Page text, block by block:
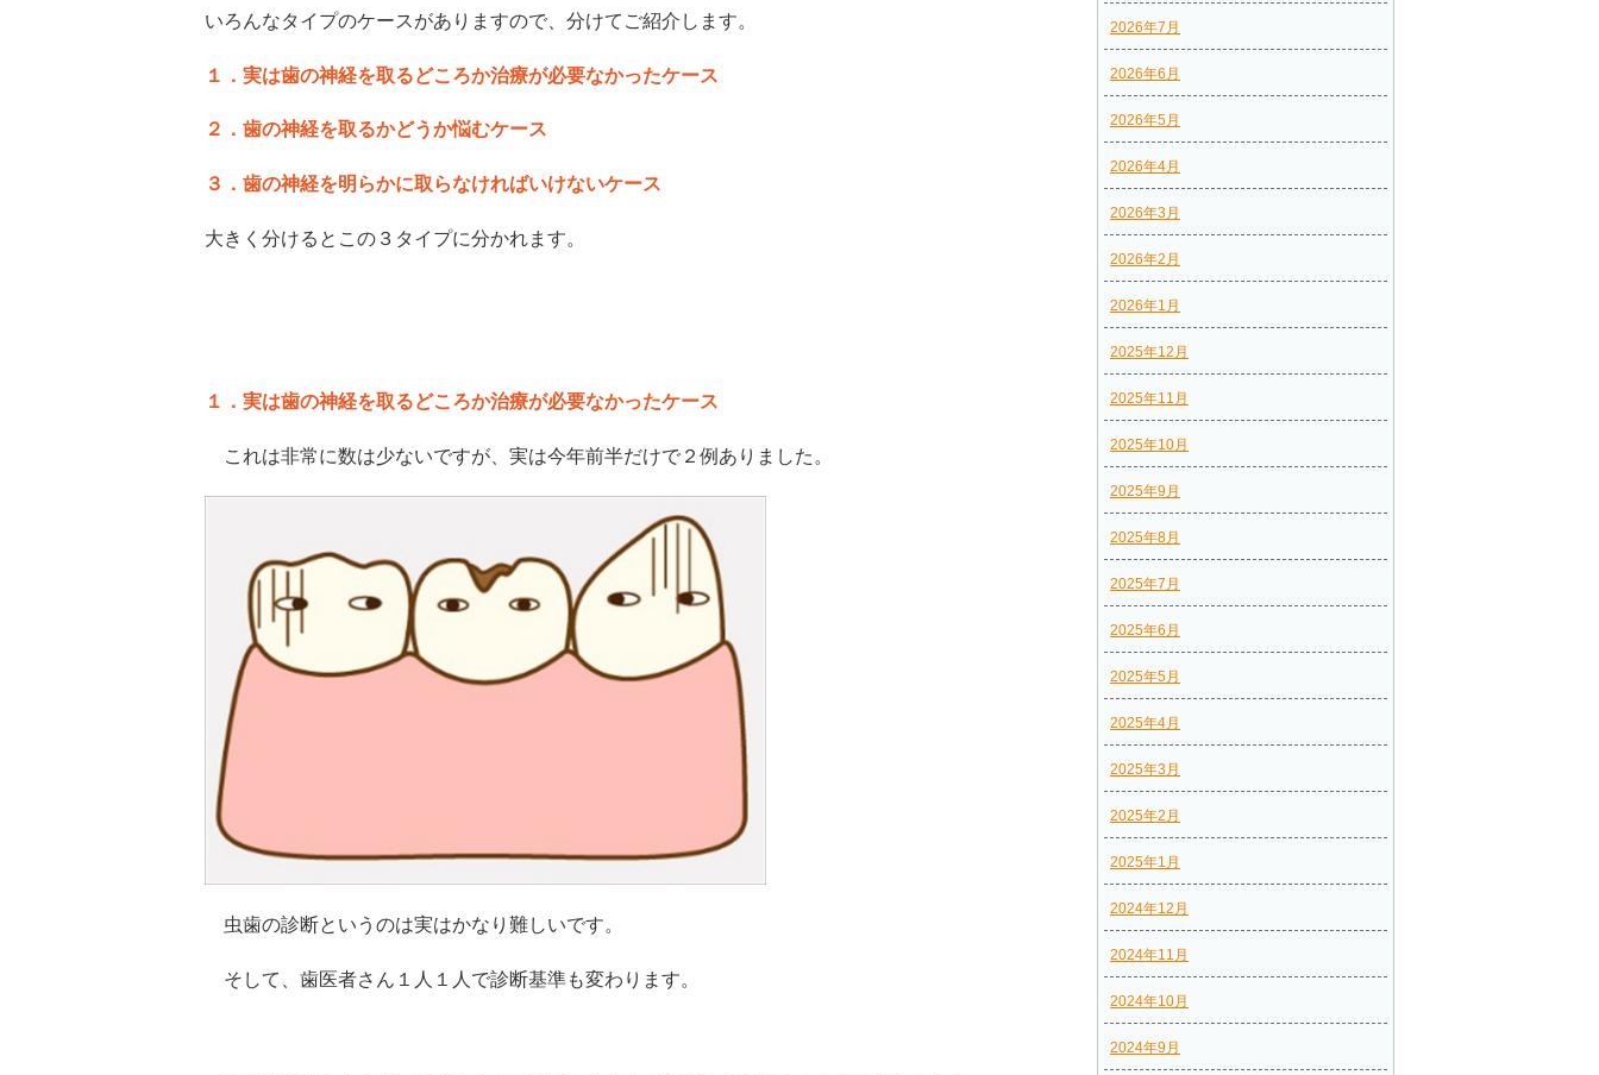
いろんなタイプのケースがありますので、分けてご紹介します。
１．実は歯の神経を取るどころか治療が必要なかったケース
２．歯の神経を取るかどうか悩むケース
３．歯の神経を明らかに取らなければいけないケース
大きく分けるとこの３タイプに分かれます。
１．実は歯の神経を取るどころか治療が必要なかったケース
これは非常に数は少ないですが、実は今年前半だけで２例ありました。
虫歯の診断というのは実はかなり難しいです。
そして、歯医者さん１人１人で診断基準も変わります。
2026年7月
2026年6月
2026年5月
2026年4月
2026年3月
2026年2月
2026年1月
2025年12月
2025年11月
2025年10月
2025年9月
2025年8月
2025年7月
2025年6月
2025年5月
2025年4月
2025年3月
2025年2月
2025年1月
2024年12月
2024年11月
2024年10月
2024年9月